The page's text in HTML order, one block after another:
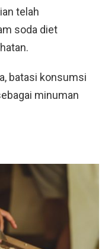
telah
soda diet
batasi konsumsi
minuman